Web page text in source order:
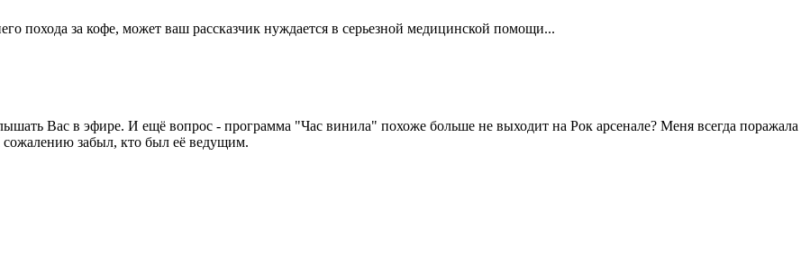
похода за кофе, может ваш рассказчик нуждается в серьезной медицинской помощи...
Вас в эфире. И ещё вопрос - программа "Час винила" похоже больше не выходит на Рок арсенале? Меня всегда поражала
сожалению забыл, кто был её ведущим.